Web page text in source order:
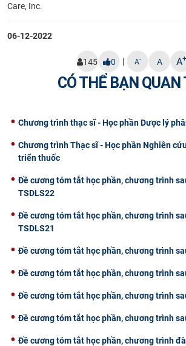
Care, Inc.
06-12-2022
145 0 | A- A A+
CÓ THỂ BẠN QUAN
Chương trình thạc sĩ - Học phần Dược lý
Chương trình Thạc sĩ - Học phần Nghiên
triển thuốc
Đề cương tóm tắt học phần, chương trình
TSDLS22
Đề cương tóm tắt học phần, chương trình
TSDLS21
Đề cương tóm tắt học phần, chương trình
Đề cương tóm tắt học phần, chương trình
Đề cương tóm tắt học phần, chương trình
Đề cương tóm tắt học phần, chương trình
Đề cương tóm tắt học phần, chương trình